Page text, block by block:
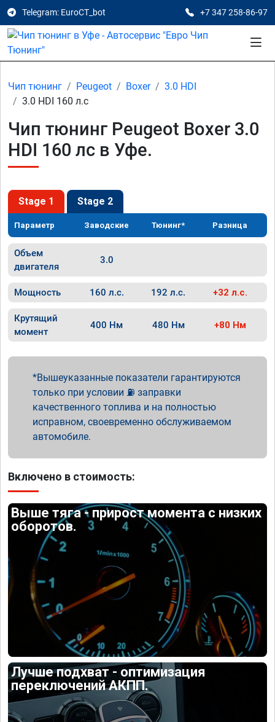
Telegram: EuroCT_bot +7 347 258-86-97
Чип тюнинг Peugeot Boxer
3.0 HDI
3.0 HDI 160 л.с
Чип тюнинг Peugeot Boxer 3.0
HDI 160 лс в Уфе.
Stage 1 Stage 2
Параметр Заводские Тюнинг* Разница
Объем
двигателя
3.0
Мощность 160 л.с. 192 л.с. +32 л.с.
Крутящий
момент
400 Нм 480 Нм +80 Нм
Вышеуказанные показатели гарантируются
только при условии ⛽ заправки
качественного топлива и на полностью
исправном, своевременно обслуживаемом
автомобиле.
Включено в стоимость:
Выше тяга - прирост момента с низких
оборотов.
Лучше подхват - оптимизация
переключений АКПП.